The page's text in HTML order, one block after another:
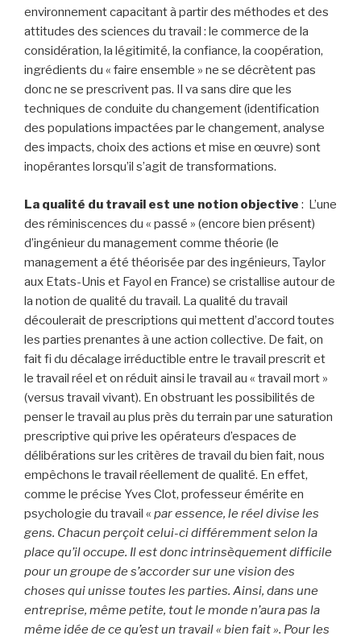
environnement capacitant à partir des méthodes et des
attitudes des sciences du travail : le commerce de la
considération, la légitimité, la confiance, la coopération,
ingrédients du « faire ensemble » ne se décrètent pas
donc ne se prescrivent pas. Il va sans dire que les
techniques de conduite du changement (identification
des populations impactées par le changement, analyse
des impacts, choix des actions et mise en œuvre) sont
inopérantes lorsqu’il s’agit de transformations.
La qualité du travail est une notion objective : L’une
des réminiscences du « passé » (encore bien présent)
d’ingénieur du management comme théorie (le
management a été théorisée par des ingénieurs, Taylor
aux Etats-Unis et Fayol en France) se cristallise autour de
la notion de qualité du travail. La qualité du travail
découlerait de prescriptions qui mettent d’accord toutes
les parties prenantes à une action collective. De fait, on
fait fi du décalage irréductible entre le travail prescrit et
le travail réel et on réduit ainsi le travail au « travail mort »
(versus travail vivant). En obstruant les possibilités de
penser le travail au plus près du terrain par une saturation
prescriptive qui prive les opérateurs d’espaces de
délibérations sur les critères de travail du bien fait, nous
empêchons le travail réellement de qualité. En effet,
comme le précise Yves Clot, professeur émérite en
psychologie du travail « par essence, le réel divise les
gens. Chacun perçoit celui-ci différemment selon la
place qu’il occupe. Il est donc intrinsèquement difficile
pour un groupe de s’accorder sur une vision des
choses qui unisse toutes les parties. Ainsi, dans une
entreprise, même petite, tout le monde n’aura pas la
même idée de ce qu’est un travail « bien fait ». Pour les